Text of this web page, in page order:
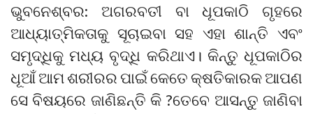
ଭୁବନେଶ୍ବର: ଅଗରବତୀ ବା ଧୂପକାଠି ଗୃହରେ
ଆଧ୍ୟାତ୍ମିକତାକୁ ସୂଚାଇବା ସହ ଏହା ଶାନ୍ତି ଏବଂ
ସମୃଦ୍ଧିକୁ ମଧ୍ୟ ବୃଦ୍ଧି କରିଥାଏ। କିନ୍ତୁ ଧୂପକାଠିର
ଧୂଆଁ ଆମ ଶରୀରର ପାଇଁ କେତେ କ୍ଷତିକାରକ ଆପଣ
ସେ ବିଷୟରେ ଜାଣିଛନ୍ତି କି ?ତେବେ ଆସନ୍ତୁ ଜାଣିବା